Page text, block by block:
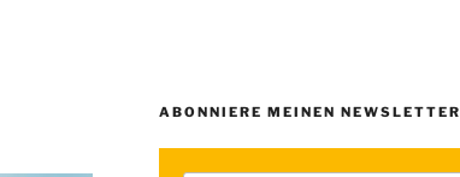
ABONNIERE MEINEN NEWSLETTER